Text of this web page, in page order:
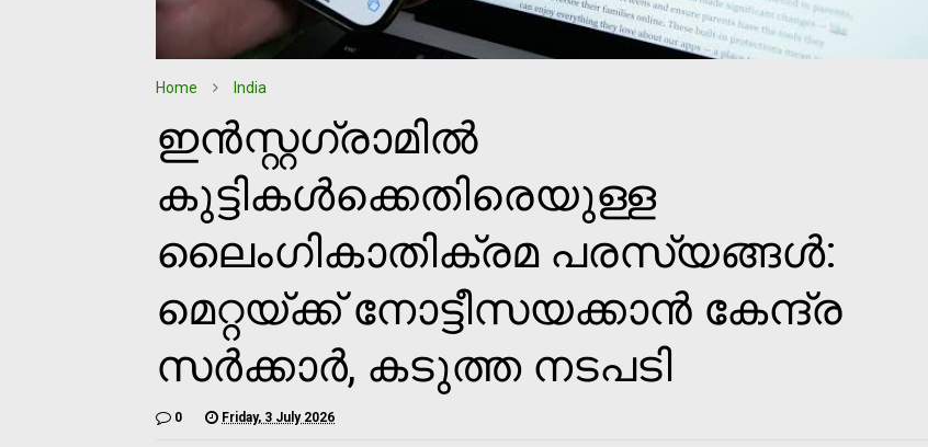
Home India
ഇൻസ്റ്റഗ്രാമിൽ
കുട്ടികൾക്കെതിരെയുള്ള
ലൈംഗികാതിക്രമ പരസ്യങ്ങൾ:
മെറ്റയ്ക്ക് നോട്ടീസയക്കാൻ കേന്ദ്ര
സർക്കാർ, കടുത്ത നടപടി
0 Friday, 3 July 2026